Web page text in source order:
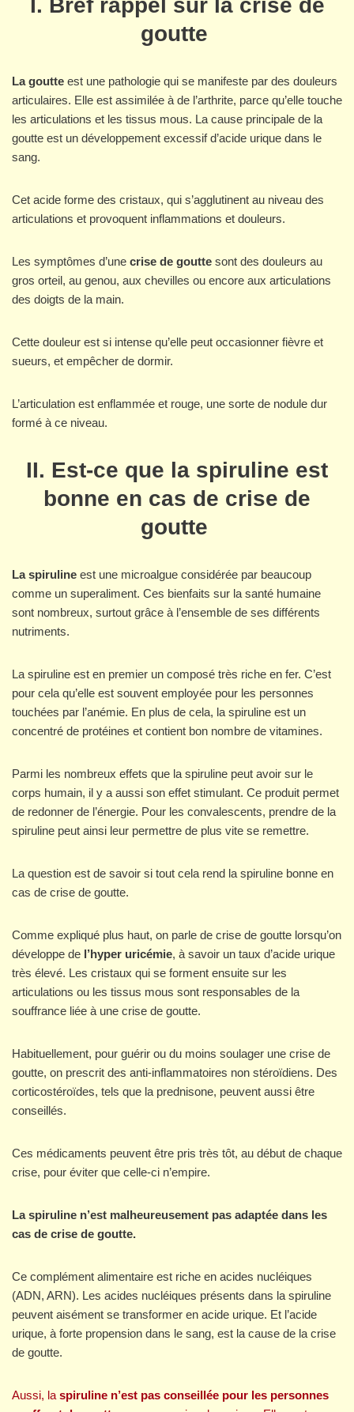
I. Bref rappel sur la crise de
goutte
La goutte est une pathologie qui se manifeste par des douleurs
articulaires. Elle est assimilée à de l’arthrite, parce qu’elle touche
les articulations et les tissus mous. La cause principale de la
goutte est un développement excessif d’acide urique dans le
sang.
Cet acide forme des cristaux, qui s’agglutinent au niveau des
articulations et provoquent inflammations et douleurs.
Les symptômes d’une crise de goutte sont des douleurs au
gros orteil, au genou, aux chevilles ou encore aux articulations
des doigts de la main.
Cette douleur est si intense qu’elle peut occasionner fièvre et
sueurs, et empêcher de dormir.
L’articulation est enflammée et rouge, une sorte de nodule dur
formé à ce niveau.
II. Est-ce que la spiruline est
bonne en cas de crise de
goutte
La spiruline est une microalgue considérée par beaucoup
comme un superaliment. Ces bienfaits sur la santé humaine
sont nombreux, surtout grâce à l’ensemble de ses différents
nutriments.
La spiruline est en premier un composé très riche en fer. C’est
pour cela qu’elle est souvent employée pour les personnes
touchées par l’anémie. En plus de cela, la spiruline est un
concentré de protéines et contient bon nombre de vitamines.
Parmi les nombreux effets que la spiruline peut avoir sur le
corps humain, il y a aussi son effet stimulant. Ce produit permet
de redonner de l’énergie. Pour les convalescents, prendre de la
spiruline peut ainsi leur permettre de plus vite se remettre.
La question est de savoir si tout cela rend la spiruline bonne en
cas de crise de goutte.
Comme expliqué plus haut, on parle de crise de goutte lorsqu’on
développe de l’hyper uricémie, à savoir un taux d’acide urique
très élevé. Les cristaux qui se forment ensuite sur les
articulations ou les tissus mous sont responsables de la
souffrance liée à une crise de goutte.
Habituellement, pour guérir ou du moins soulager une crise de
goutte, on prescrit des anti-inflammatoires non stéroïdiens. Des
corticostéroïdes, tels que la prednisone, peuvent aussi être
conseillés.
Ces médicaments peuvent être pris très tôt, au début de chaque
crise, pour éviter que celle-ci n’empire.
La spiruline n’est malheureusement pas adaptée dans les
cas de crise de goutte.
Ce complément alimentaire est riche en acides nucléiques
(ADN, ARN). Les acides nucléiques présents dans la spiruline
peuvent aisément se transformer en acide urique. Et l’acide
urique, à forte propension dans le sang, est la cause de la crise
de goutte.
Aussi, la spiruline n’est pas conseillée pour les personnes